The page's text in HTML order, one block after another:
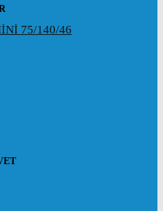
75/140/46